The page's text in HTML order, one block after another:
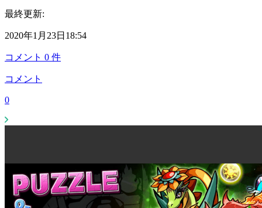
最終更新:
2020年1月23日18:54
コメント 0 件
コメント
0